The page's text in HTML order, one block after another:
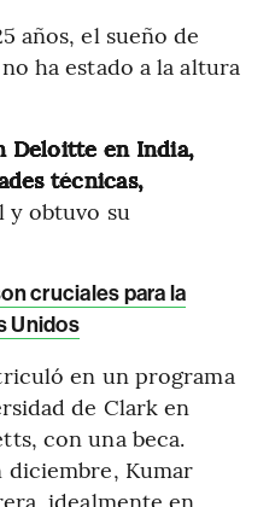
años, el sueño de
ha estado a la altura
Deloitte en India,
técnicas,
y obtuvo su
cruciales para la
Unidos
en un programa
de Clark en
con una beca.
diciembre, Kumar
idealmente en